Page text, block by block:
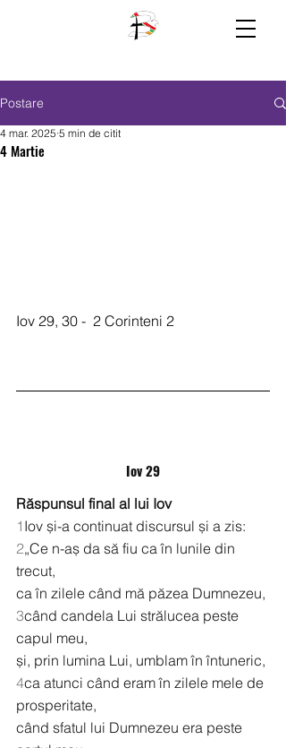
Postare
4 Martie
4 mar. 2025 5 min de citit
Iov 29, 30 -  2 Corinteni 2
Iov 29
Răspunsul final al lui Iov
1 Iov și-a continuat discursul și a zis:
2„Ce n-aș da să fiu ca în lunile din
trecut,
ca în zilele când mă păzea Dumnezeu,
3când candela Lui strălucea peste
capul meu,
și, prin lumina Lui, umblam în întuneric,
4ca atunci când eram în zilele mele de
prosperitate,
când sfatul lui Dumnezeu era peste